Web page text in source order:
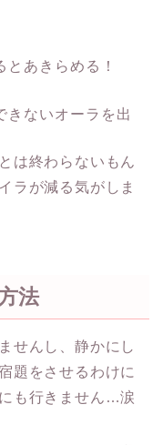
あきらめる！
きないオーラを出
は終わらないもん
ラが減る気がしま
法
せんし、静かにし
題をさせるわけに
も行きません…涙